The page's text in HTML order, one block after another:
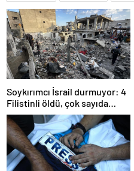
Soykırımcı İsrail durmuyor: 4
Filistinli öldü, çok sayıda
yaralı var